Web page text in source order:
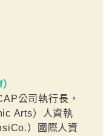
公司執行長，
Arts）人資執
）國際人資